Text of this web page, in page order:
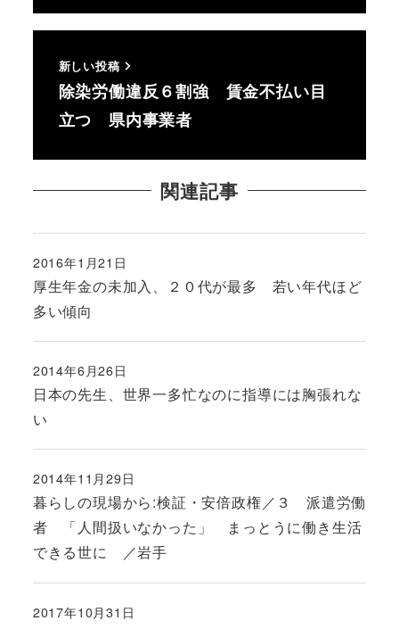
新しい投稿
除染労働違反６割強 賃金不払い目
立つ 県内事業者
関連記事
厚生年金の未加入、２０代が最多 若い年代ほど
多い傾向
投稿日
2016年1月21日
日本の先生、世界一多忙なのに指導には胸張れな
い
投稿日
2014年6月26日
暮らしの現場から:検証・安倍政権／３ 派遣労働
者 「人間扱いなかった」 まっとうに働き生活
できる世に ／岩手
投稿日
2014年11月29日
投稿日
2017年10月31日